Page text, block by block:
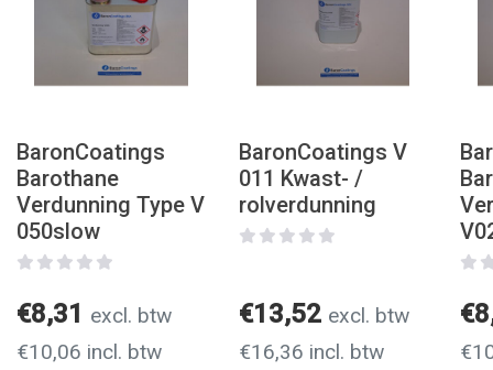
BaronCoatings
Barothane
Verdunning Type V
050slow
€8,31 excl. btw
€10,06 incl. btw
BaronCoatings V
011 Kwast- /
rolverdunning
€13,52 excl. btw
€16,36 incl. btw